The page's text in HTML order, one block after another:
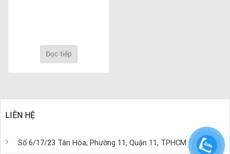
Đọc tiếp
LIÊN HỆ
Số 6/17/23 Tân Hóa, Phường 11, Quận 11, TPHCM